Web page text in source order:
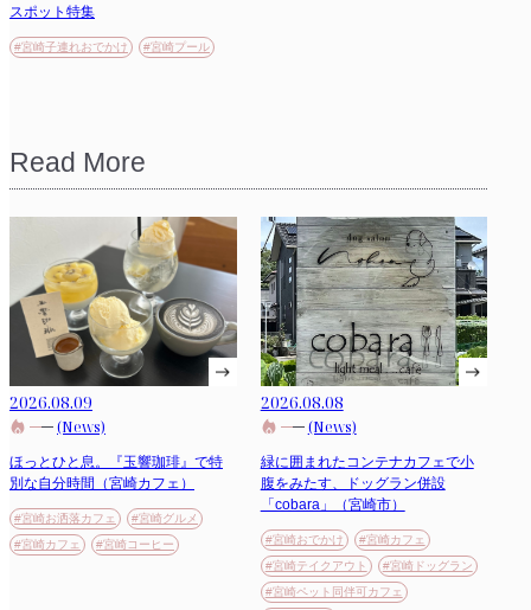
スポット特集
#宮崎子連れおでかけ #宮崎プール
Read More
2026.08.09
(News)
ほっとひと息。『玉響珈琲』で特
別な自分時間（宮崎カフェ）
#宮崎お洒落カフェ
#宮崎グルメ
#宮崎カフェ
#宮崎コーヒー
2026.08.08
(News)
緑に囲まれたコンテナカフェで小
腹をみたす、ドッグラン併設
「cobara」（宮崎市）
#宮崎おでかけ
#宮崎カフェ
#宮崎テイクアウト
#宮崎ドッグラン
#宮崎ペット同伴可カフェ